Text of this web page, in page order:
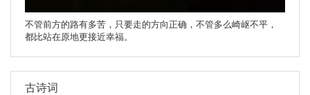
不管前方的路有多苦，只要走的方向正确，不管多么崎岖不平，
都比站在原地更接近幸福。
古诗词